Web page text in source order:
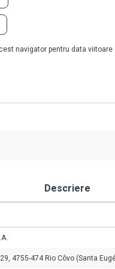
navigator pentru data
Descriere
4755-474 Rio Côvo (Santa